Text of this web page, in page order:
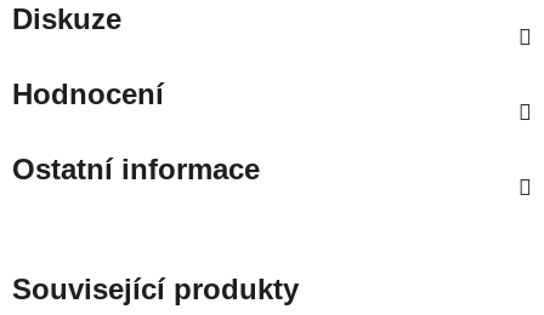
Diskuze
Hodnocení
Ostatní informace
Související produkty